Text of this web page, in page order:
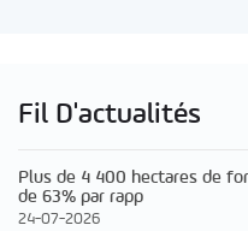
Fil D'actualités
Plus de 4 400 hectares de
de 63% par rapp
24-07-2026